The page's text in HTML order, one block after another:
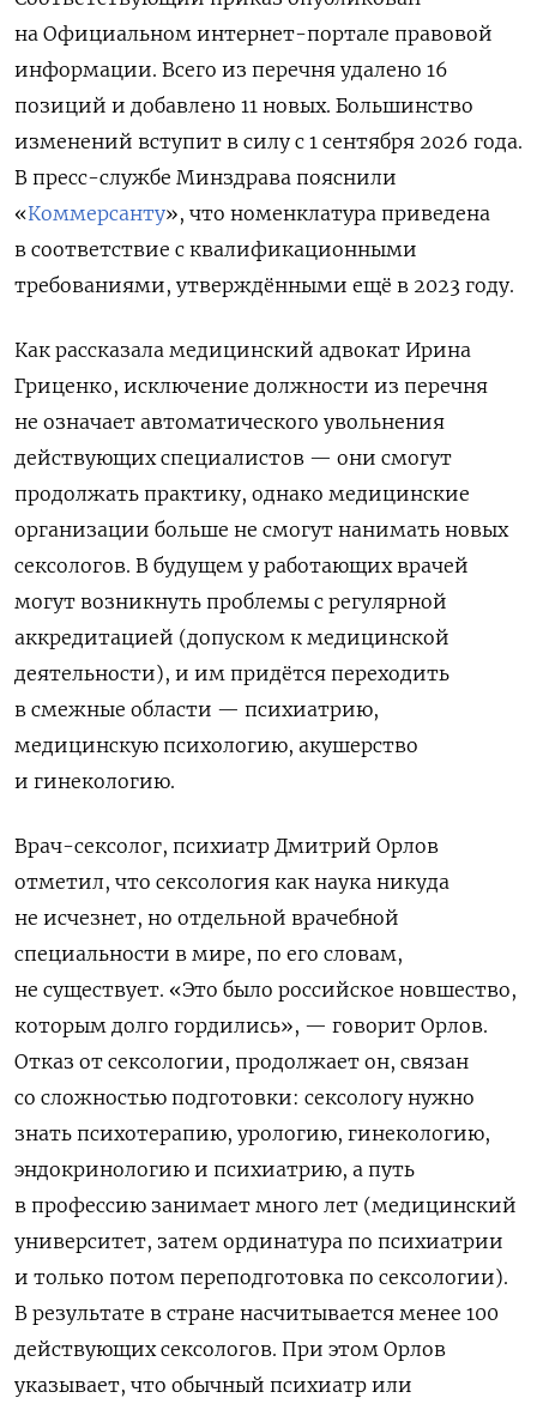
на Официальном интернет-портале правовой
информации. Всего из перечня удалено 16
позиций и добавлено 11 новых. Большинство
изменений вступит в силу с 1 сентября 2026 года.
В пресс-службе Минздрава пояснили
«Коммерсанту», что номенклатура приведена
в соответствие с квалификационными
требованиями, утверждёнными ещё в 2023 году.
Как рассказала медицинский адвокат Ирина
Гриценко, исключение должности из перечня
не означает автоматического увольнения
действующих специалистов — они смогут
продолжать практику, однако медицинские
организации больше не смогут нанимать новых
сексологов. В будущем у работающих врачей
могут возникнуть проблемы с регулярной
аккредитацией (допуском к медицинской
деятельности), и им придётся переходить
в смежные области — психиатрию,
медицинскую психологию, акушерство
и гинекологию.
Врач-сексолог, психиатр Дмитрий Орлов
отметил, что сексология как наука никуда
не исчезнет, но отдельной врачебной
специальности в мире, по его словам,
не существует. «Это было российское новшество,
которым долго гордились», — говорит Орлов.
Отказ от сексологии, продолжает он, связан
со сложностью подготовки: сексологу нужно
знать психотерапию, урологию, гинекологию,
эндокринологию и психиатрию, а путь
в профессию занимает много лет (медицинский
университет, затем ординатура по психиатрии
и только потом переподготовка по сексологии).
В результате в стране насчитывается менее 100
действующих сексологов. При этом Орлов
указывает, что обычный психиатр или